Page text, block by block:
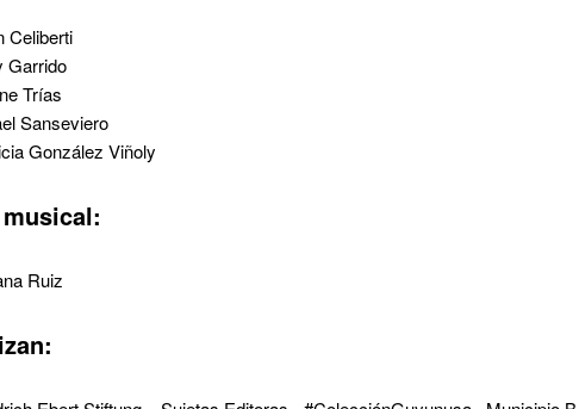
Celiberti
Garrido
Trías
Sanseviero
González Viñoly
Ruiz